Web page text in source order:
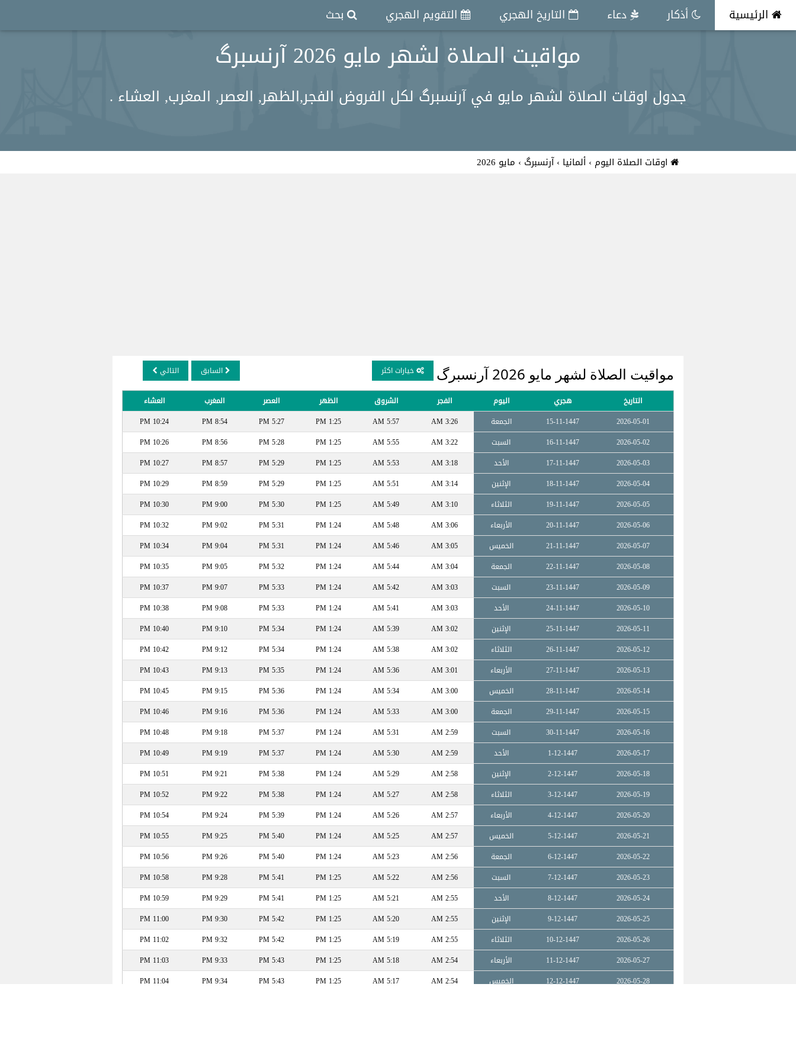
الرئيسية أذكار دعاء التاريخ الهجري التقويم الهجري بحث
مواقيت الصلاة لشهر مايو 2026 آرنسبرگ
جدول اوقات الصلاة لشهر مايو في آرنسبرگ لكل الفروض الفجر,الظهر, العصر, المغرب, العشاء .
اوقات الصلاة اليوم › ألمانيا ›آرنسبرگ › مايو 2026
مواقيت الصلاة لشهر مايو 2026 آرنسبرگ خيارات اكثر السابق التالي
التاريخ هجري اليوم الفجر الشروق الظهر العصر المغرب
العشاء
2026-05-01
15-11-1447 الجمعة 3:26 AM
5:57 AM
1:25 PM
5:27 PM
8:54 PM
10:24 PM
2026-05-02
16-11-1447 السبت 3:22 AM
5:55 AM
1:25 PM
5:28 PM
8:56 PM
10:26 PM
2026-05-03
17-11-1447 الأحد 3:18 AM
5:53 AM
1:25 PM
5:29 PM
8:57 PM
10:27 PM
2026-05-04
18-11-1447 الإثنين 3:14 AM
5:51 AM
1:25 PM
5:29 PM
8:59 PM
10:29 PM
2026-05-05
19-11-1447 الثلاثاء 3:10 AM
5:49 AM
1:25 PM
5:30 PM
9:00 PM
10:30 PM
2026-05-06
20-11-1447 الأربعاء 3:06 AM
5:48 AM
1:24 PM
5:31 PM
9:02 PM
10:32 PM
2026-05-07
21-11-1447 الخميس 3:05 AM
5:46 AM
1:24 PM
5:31 PM
9:04 PM
10:34 PM
2026-05-08
22-11-1447 الجمعة 3:04 AM
5:44 AM
1:24 PM
5:32 PM
9:05 PM
10:35 PM
2026-05-09
23-11-1447 السبت 3:03 AM
5:42 AM
1:24 PM
5:33 PM
9:07 PM
10:37 PM
2026-05-10
24-11-1447 الأحد 3:03 AM
5:41 AM
1:24 PM
5:33 PM
9:08 PM
10:38 PM
2026-05-11
25-11-1447 الإثنين 3:02 AM
5:39 AM
1:24 PM
5:34 PM
9:10 PM
10:40 PM
2026-05-12
26-11-1447 الثلاثاء 3:02 AM
5:38 AM
1:24 PM
5:34 PM
9:12 PM
10:42 PM
2026-05-13
27-11-1447 الأربعاء 3:01 AM
5:36 AM
1:24 PM
5:35 PM
9:13 PM
10:43 PM
2026-05-14
28-11-1447 الخميس 3:00 AM
5:34 AM
1:24 PM
5:36 PM
9:15 PM
10:45 PM
2026-05-15
29-11-1447 الجمعة 3:00 AM
5:33 AM
1:24 PM
5:36 PM
9:16 PM
10:46 PM
2026-05-16
30-11-1447 السبت 2:59 AM
5:31 AM
1:24 PM
5:37 PM
9:18 PM
10:48 PM
2026-05-17
1-12-1447 الأحد 2:59 AM
5:30 AM
1:24 PM
5:37 PM
9:19 PM
10:49 PM
2026-05-18
2-12-1447 الإثنين 2:58 AM
5:29 AM
1:24 PM
5:38 PM
9:21 PM
10:51 PM
2026-05-19
3-12-1447 الثلاثاء 2:58 AM
5:27 AM
1:24 PM
5:38 PM
9:22 PM
10:52 PM
2026-05-20
4-12-1447 الأربعاء 2:57 AM
5:26 AM
1:24 PM
5:39 PM
9:24 PM
10:54 PM
2026-05-21
5-12-1447 الخميس 2:57 AM
5:25 AM
1:24 PM
5:40 PM
9:25 PM
10:55 PM
2026-05-22
6-12-1447 الجمعة 2:56 AM
5:23 AM
1:24 PM
5:40 PM
9:26 PM
10:56 PM
2026-05-23
7-12-1447 السبت 2:56 AM
5:22 AM
1:25 PM
5:41 PM
9:28 PM
10:58 PM
2026-05-24
8-12-1447 الأحد 2:55 AM
5:21 AM
1:25 PM
5:41 PM
9:29 PM
10:59 PM
2026-05-25
9-12-1447 الإثنين 2:55 AM
5:20 AM
1:25 PM
5:42 PM
9:30 PM
11:00 PM
2026-05-26
10-12-1447 الثلاثاء 2:55 AM
5:19 AM
1:25 PM
5:42 PM
9:32 PM
11:02 PM
2026-05-27
11-12-1447 الأربعاء 2:54 AM
5:18 AM
1:25 PM
5:43 PM
9:33 PM
11:03 PM
2026-05-28
12-12-1447 الخميس 2:54 AM
5:17 AM
1:25 PM
5:43 PM
9:34 PM
11:04 PM